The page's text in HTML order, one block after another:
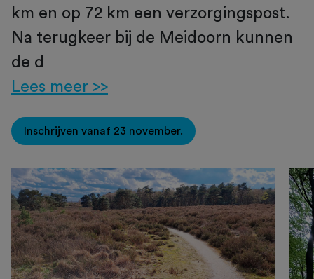
km en op 72 km een verzorgingspost.
Na terugkeer bij de Meidoorn kunnen
de d
Lees meer >>
Inschrijven vanaf 23 november.